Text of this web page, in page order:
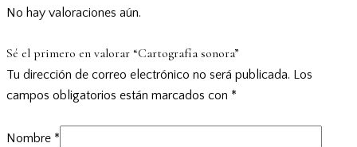
No hay valoraciones aún.
Sé el primero en valorar “Cartografía sonora”
Tu dirección de correo electrónico no será publicada. Los
campos obligatorios están marcados con *
Nombre *